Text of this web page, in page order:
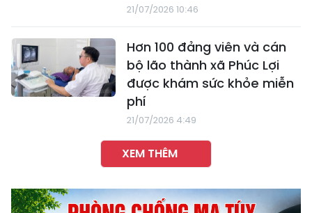
21/07/2026 10:46
Hơn 100 đảng viên và cán
bộ lão thành xã Phúc Lợi
được khám sức khỏe miễn
phí
21/07/2026 4:49
XEM THÊM